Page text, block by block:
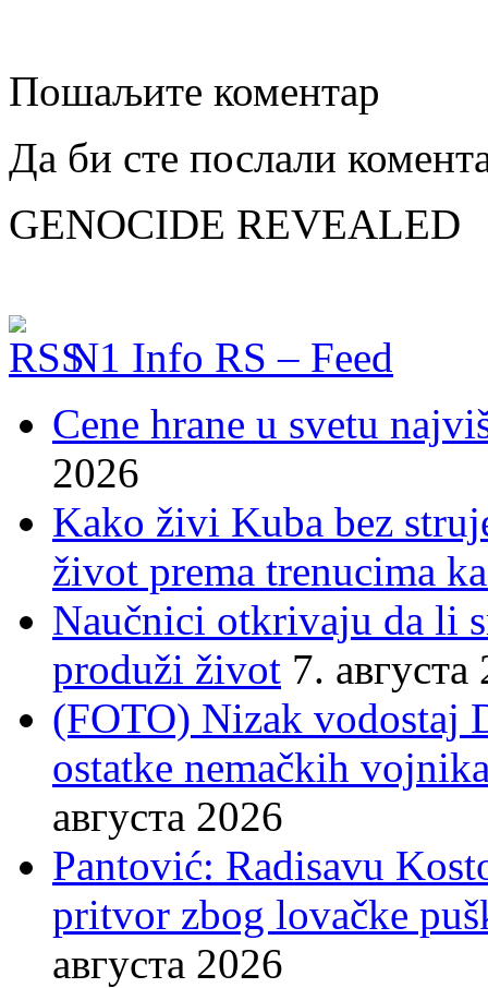
Пошаљите коментар
Да би сте послали
GENOCIDE REVEALED
N1 Info RS – Feed
Cene hrane u svetu
2026
Kako živi Kuba bez
život prema trenucima
Naučnici otkrivaju da li
produži život 7. августа
(FOTO) Nizak vodostaj
ostatke nemačkih
августа 2026
Pantović: Radisavu
pritvor zbog lovačke
августа 2026